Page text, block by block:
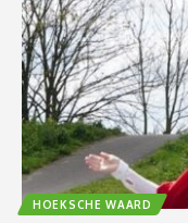
HOEKSCHE WAARD